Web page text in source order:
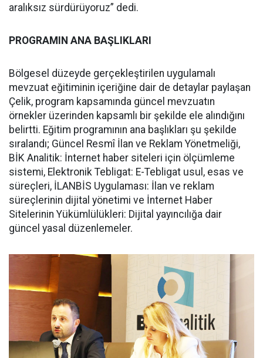
aralıksız sürdürüyoruz” dedi.
PROGRAMIN ANA BAŞLIKLARI
Bölgesel düzeyde gerçekleştirilen uygulamalı
mevzuat eğitiminin içeriğine dair de detaylar paylaşan
Çelik, program kapsamında güncel mevzuatın
örnekler üzerinden kapsamlı bir şekilde ele alındığını
belirtti. Eğitim programının ana başlıkları şu şekilde
sıralandı; Güncel Resmî İlan ve Reklam Yönetmeliği,
BİK Analitik: İnternet haber siteleri için ölçümleme
sistemi, Elektronik Tebligat: E-Tebligat usul, esas ve
süreçleri, İLANBİS Uygulaması: İlan ve reklam
süreçlerinin dijital yönetimi ve İnternet Haber
Sitelerinin Yükümlülükleri: Dijital yayıncılığa dair
güncel yasal düzenlemeler.